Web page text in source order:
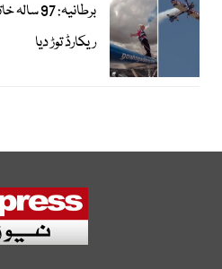
برطانیہ:
ریکارڈ توڑ دیا